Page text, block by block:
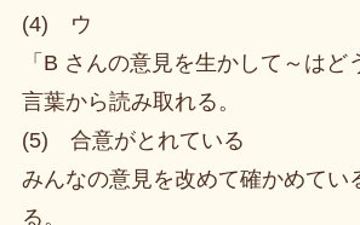
(4) ウ
「B さんの意見を生かして～はど
言葉から読み取れる。
(5) 合意がとれている
みんなの意見を改めて確かめてい
る。